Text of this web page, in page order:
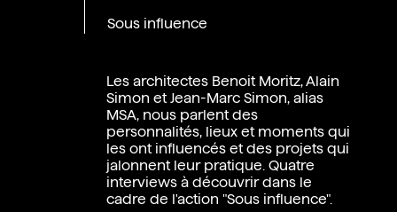
Les architectes Benoit Moritz, Alain
Simon et Jean-Marc Simon, alias
MSA, nous parlent des
personnalités, lieux et moments qui
les ont influencés et des projets qui
jalonnent leur pratique. Quatre
interviews à découvrir dans le
cadre de l'action "Sous influence".
Sous influence